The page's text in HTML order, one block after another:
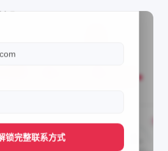
锁完整联系方式